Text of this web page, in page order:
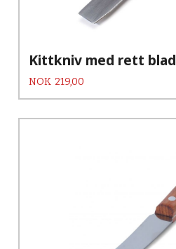
Kittkniv med rett blad
Pris
NOK 219,00